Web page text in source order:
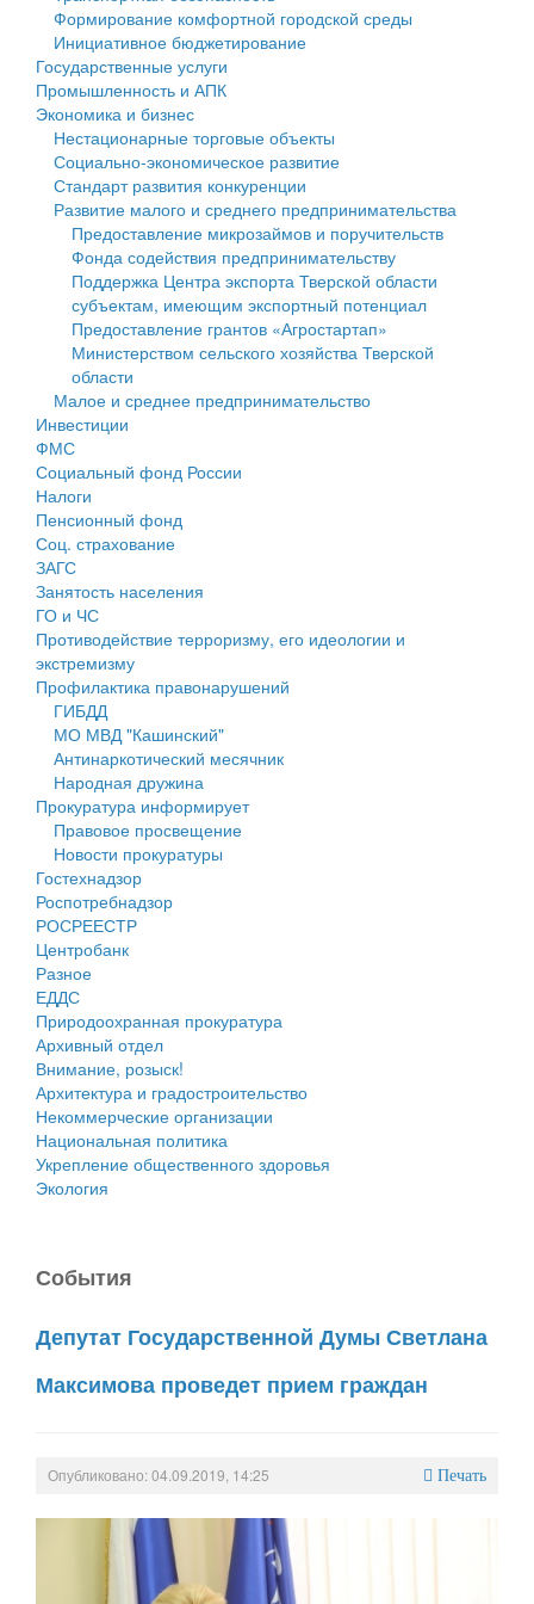
Государственные услуги
Промышленность и АПК
Экономика и бизнес
Символика
Устав
Гостям округа
Туризм
Культура
Образование
Здравоохранение
Социальная защита
Фотоальбом
муниципального округа Тверской области
Администрация Кашинского муниципального округа
Тверской области
Управление сельскими территориями
Открытые данные
Работа с обращениями граждан
Муниципальный контроль
Муниципальные услуги
Проекты административных регламентов
Антимонопольный комплаенс
Противодействие коррупции
Финансовое управление
Бюджет для граждан
Имущество
Выявление правообладателей ранее учтенных
объектов недвижимости
Имущественная поддержка субъектов малого и
среднего предпринимательства
Информационная поддержка субъектов малого и
среднего предпринимательства
Муниципальные программы
Контрольно-счетная палата
Персональные данные
Оценка регулирующего воздействия
Деятельность МУ
Нормативы градостроительного проектирования
Правила землепользования и застройки
Генеральные планы
Проекты планировки территории
Собрание депутатов
Городское поселение
Сельские поселения
Формирование комфортной городской среды
Инициативное бюджетирование
Государственные услуги
Промышленность и АПК
Экономика и бизнес
Нестационарные торговые объекты
Социально-экономическое развитие
Стандарт развития конкуренции
Развитие малого и среднего предпринимательства
Предоставление микрозаймов и поручительств
Фонда содействия предпринимательству
Поддержка Центра экспорта Тверской области
субъектам, имеющим экспортный потенциал
Предоставление грантов «Агростартап»
Министерством сельского хозяйства Тверской
области
Малое и среднее предпринимательство
Инвестиции
ФМС
Социальный фонд России
Налоги
Пенсионный фонд
Соц. страхование
ЗАГС
Занятость населения
ГО и ЧС
Противодействие терроризму, его идеологии и
экстремизму
Профилактика правонарушений
ГИБДД
МО МВД "Кашинский"
Антинаркотический месячник
Народная дружина
Прокуратура информирует
Правовое просвещение
Новости прокуратуры
Гостехнадзор
Роспотребнадзор
РОСРЕЕСТР
Центробанк
Разное
ЕДДС
Природоохранная прокуратура
Архивный отдел
Внимание, розыск!
Архитектура и градостроительство
Некоммерческие организации
Национальная политика
Укрепление общественного здоровья
Экология
События
Депутат Государственной Думы Светлана
Максимова проведет прием граждан
Опубликовано: 04.09.2019, 14:25 Печать